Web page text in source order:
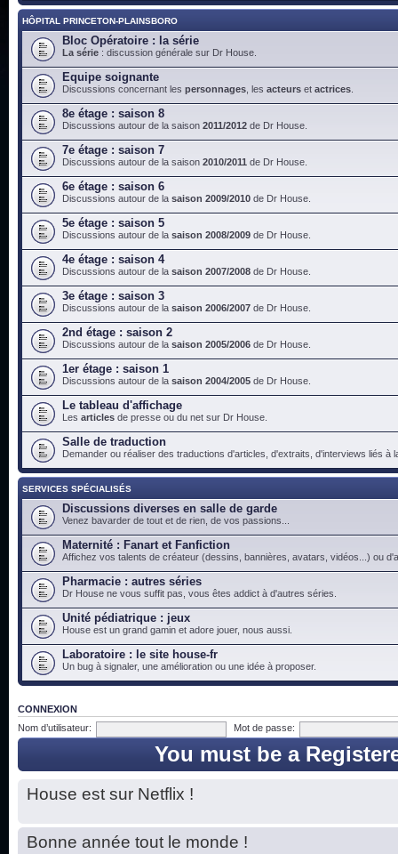
HÔPITAL PRINCETON-PLAINSBORO
Bloc Opératoire : la série
La série : discussion générale sur Dr House.
Equipe soignante
Discussions concernant les personnages , les acteurs et actrices
8e étage : saison 8
Discussions autour de la saison 2011/2012 de Dr House.
7e étage : saison 7
Discussions autour de la saison 2010/2011 de Dr House.
6e étage : saison 6
Discussions autour de la saison 2009/2010 de Dr House.
5e étage : saison 5
Discussions autour de la saison 2008/2009 de Dr House.
4e étage : saison 4
Discussions autour de la saison 2007/2008 de Dr House.
3e étage : saison 3
Discussions autour de la saison 2006/2007 de Dr House.
2nd étage : saison 2
Discussions autour de la saison 2005/2006 de Dr House.
1er étage : saison 1
Discussions autour de la saison 2004/2005 de Dr House.
Le tableau d'affichage
Les articles de presse ou du net sur Dr House.
Salle de traduction
Demander ou réaliser des traductions d'articles, d'extraits, d'interviews liés à
SERVICES SPÉCIALISÉS
Discussions diverses en salle de garde
Venez bavarder de tout et de rien, de vos passions...
Maternité : Fanart et Fanfiction
Affichez vos talents de créateur (dessins, bannières, avatars, vidéos...) ou
Pharmacie : autres séries
Dr House ne vous suffit pas, vous êtes addict à d'autres séries.
Unité pédiatrique : jeux
House est un grand gamin et adore jouer, nous aussi.
Laboratoire : le site house-fr
Un bug à signaler, une amélioration ou une idée à proposer.
CONNEXION
Nom d’utilisateur:
Mot de passe:
You must be a
House est sur Netflix !
Bonne année tout le monde !